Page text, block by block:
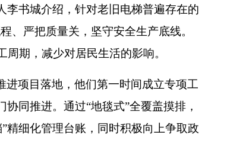
李书城介绍，针对老旧电梯普遍存在的
、严把质量关，坚守安全生产底线。
期，减少对居民生活的影响。
项目落地，他们第一时间成立专项工
同推进。通过“地毯式”全覆盖摸排，
精细化管理台账，同时积极向上争取政